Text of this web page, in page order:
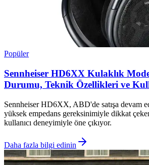
Popüler
Sennheiser HD6XX Kulaklık
Durumu, Teknik Özellikleri ve
Sennheiser HD6XX, ABD'de satışa devam
yüksek empedans gereksinimiyle dikkat
kullanıcı deneyimiyle öne çıkıyor.
Daha fazla bilgi edinin